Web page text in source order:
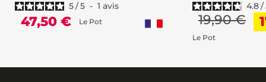
5/5 - 1 avis
47,50 € Le Pot
4.8/
19,90 €
Le Pot